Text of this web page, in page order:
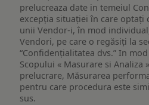
prelucreaza date in temeiul
excepția situației în care optați
unii Vendor-i, în mod
Vendori, pe care o regăsiți la
“Confidențialitatea dvs.” In
Scopului « Masurare si Analiza
prelucrare, Măsurarea
pentru care procedura este
sus.